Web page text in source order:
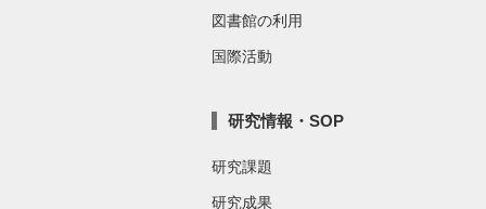
図書館の利用
国際活動
研究情報・SOP
研究課題
研究成果